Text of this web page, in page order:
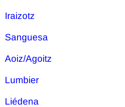
Iraizotz
Sanguesa
Aoiz/Agoitz
Lumbier
Liédena